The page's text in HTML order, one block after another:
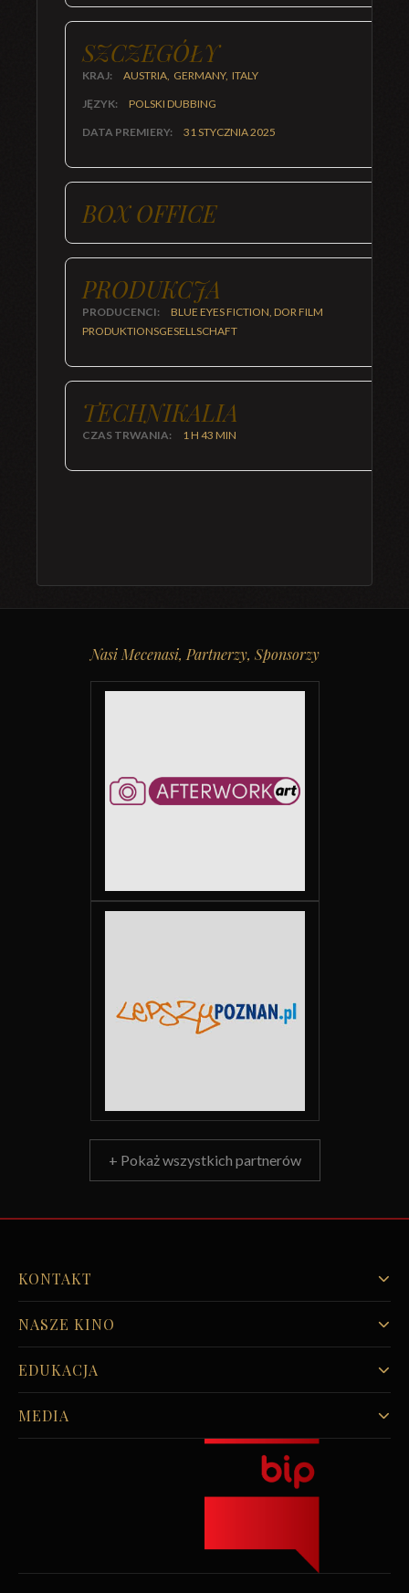
SZCZEGÓŁY
KRAJ: AUSTRIA, GERMANY, ITALY
JĘZYK: POLSKI DUBBING
DATA PREMIERY: 31 STYCZNIA 2025
BOX OFFICE
PRODUKCJA
PRODUCENCI:
BLUE EYES FICTION, DOR FILM
PRODUKTIONSGESELLSCHAFT
TECHNIKALIA
CZAS TRWANIA: 1 H 43 MIN
Nasi Mecenasi, Partnerzy, Sponsorzy
+ Pokaż wszystkich partnerów
KONTAKT
NASZE KINO
EDUKACJA
MEDIA